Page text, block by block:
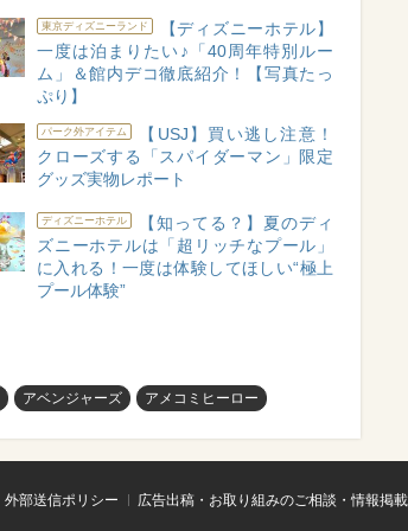
東京ディズニーランド
【ディズニーホテル】
一度は泊まりたい♪「40周年特別ルー
ム」＆館内デコ徹底紹介！【写真たっ
ぷり】
パーク外アイテム
【USJ】買い逃し注意！
クローズする「スパイダーマン」限定
グッズ実物レポート
ディズニーホテル
【知ってる？】夏のディ
ズニーホテルは「超リッチなプール」
に入れる！一度は体験してほしい“極上
プール体験”
アベンジャーズ アメコミヒーロー
外部送信ポリシー
広告出稿・お取り組みのご相談・情報掲